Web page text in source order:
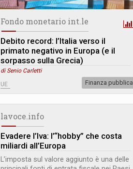
Fondo monetario int.le
Debito record: l’Italia verso il
primato negativo in Europa (e il
sorpasso sulla Grecia)
di Senio Carletti
UE Finanza pubblica
lavoce.info
Evadere l’Iva: l’“hobby” che costa
miliardi all’Europa
L’imposta sul valore aggiunto è una delle